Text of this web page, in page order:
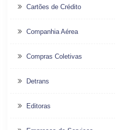
Cartões de Crédito
Companhia Aérea
Compras Coletivas
Detrans
Editoras